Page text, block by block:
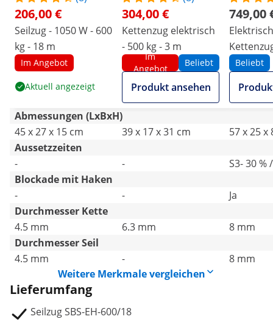
206,00 €
Seilzug - 1050 W - 600
kg - 18 m
Im Angebot
Aktuell angezeigt
304,00 €
Kettenzug elektrisch
- 500 kg - 3 m
Im
Angebot
Beliebt
Produkt ansehen
749,00
6 m
Beliebt
Abmessungen (LxBxH)
45 x 27 x 15 cm
39 x 17 x 31 cm
57 x 25 x
Aussetzzeiten
-
-
S3- 30 %
Blockade mit Haken
-
-
Ja
Durchmesser Kette
4.5 mm
6.3 mm
8 mm
Durchmesser Seil
4.5 mm
-
8 mm
Weitere Merkmale vergleichen
Lieferumfang
Seilzug SBS-EH-600/18